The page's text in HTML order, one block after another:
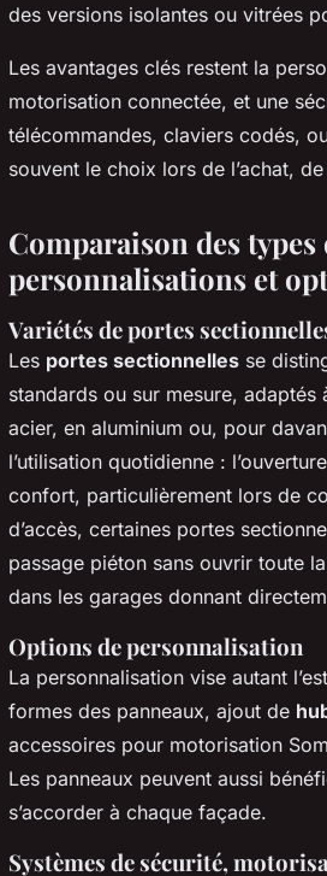
des versions isolantes ou vitrées
Les avantages clés restent la
motorisation connectée, et une
télécommandes, claviers codés,
souvent le choix lors de l’achat,
Comparaison des
personnalisations et
Variétés de portes
Les portes sectionnelles se
standards ou sur mesure,
acier, en aluminium ou, pour
l’utilisation quotidienne :
confort, particulièrement lors de
d’accès, certaines portes
passage piéton sans ouvrir toute
dans les garages donnant
Options de personnalisation
La personnalisation vise autant
formes des panneaux, ajout de
accessoires pour motorisation
Les panneaux peuvent aussi
s’accorder à chaque façade.
Systèmes de sécurité,